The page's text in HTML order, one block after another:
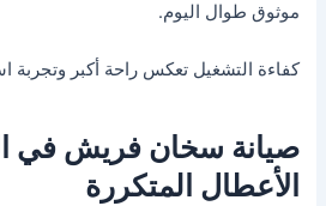
موثوق طوال اليوم.
كفاءة التشغيل تعكس راحة أكبر وتجربة
صيانة سخان فريش في
الأعطال المتكررة